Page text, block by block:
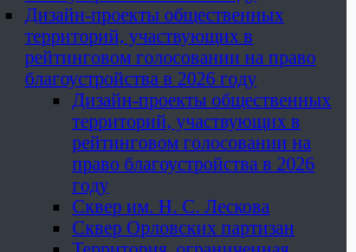
Дизайн-проекты общественных
территорий, участвующих в
рейтинговом голосовании на право
благоустройства в 2026 году
Дизайн-проекты общественных
территорий, участвующих в
рейтинговом голосовании на
право благоустройства в 2026
году
Сквер им. Н. С. Лескова
Сквер Орловских партизан